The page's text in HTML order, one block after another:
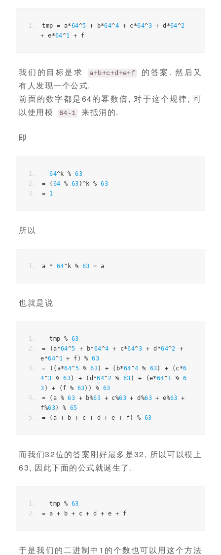
tmp = a*64^5 + b*64^4 + c*64^3 + d *64^2
+ e*64^1 + f
我们的目标是求 a+b+c+d+e+f
的答案. 然后又
有人发现一个公式.
前面的数字都是64的幂数倍, 对于这个规律, 可
以使用模
64-1 来抵消的.
即
64^k % 63
=
( 64 % 63 )^k % 63
=
1
所以
a * 64^k % 63 = a
也就是说
  tmp
% 63
=
(a*64^5 + b*64^4 + c*64^3 + d *64^2
+
e*64^1 + f ) % 63
=
(( a*64^5 % 63) + ( b*64^4 % 63) + ( c*6
4^3 % 63) + ( d *64^2 % 63 ) + (e*64^1 % 6
3 ) + ( f % 63)) % 63
=
( a % 63 + b%63 + c%63 + d %63 + e%63 +
f%63) % 65
=
( a + b + c + d + e + f) % 63
而我们32位的答案刚好最多是32, 所以可以模上
63, 因此下面的公式就诞生了.
  tmp
% 63
= a + b + c + d + e + f
于是我们的二进制中1的个数也可以用这个方法